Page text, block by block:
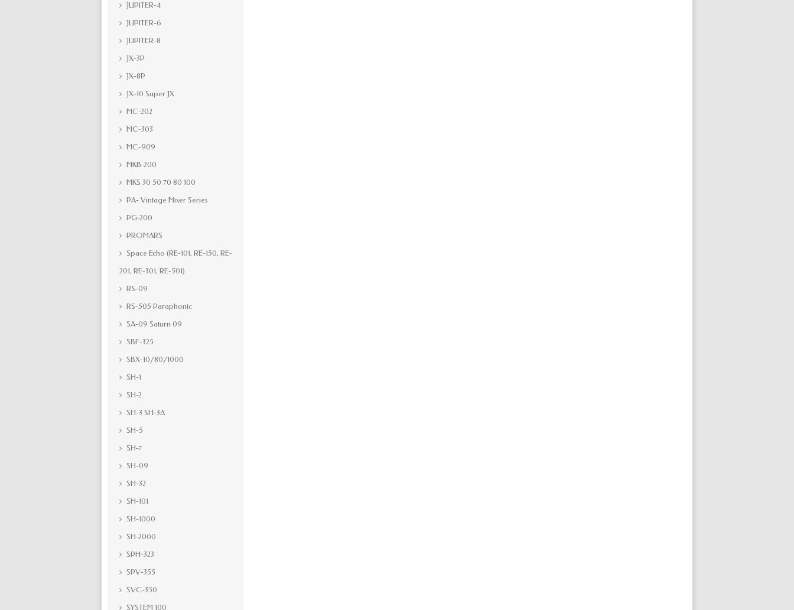
JUPITER-4
JUPITER-6
JUPITER-8
JX-3P
JX-8P
JX-10 Super JX
MC-202
MC-303
MC-909
MKB-200
MKS 30 50 70 80 100
PA- Vintage Mixer Series
PG-200
PROMARS
Space Echo (RE-101, RE-150, RE-
201, RE-301, RE-501)
RS-09
RS-505 Paraphonic
SA-09 Saturn 09
SBF-325
SBX-10/80/1000
SH-1
SH-2
SH-3 SH-3A
SH-5
SH-7
SH-09
SH-32
SH-101
SH-1000
SH-2000
SPH-323
SPV-355
SVC-350
SYSTEM 100